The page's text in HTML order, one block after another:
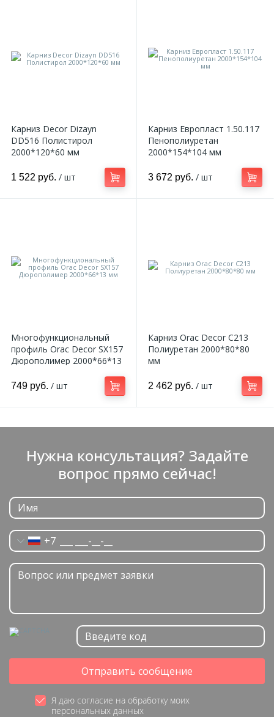
Карниз Decor Dizayn
DD516 Полистирол
2000*120*60 мм
1 522 руб. / шт
Карниз Европласт 1.50.117
Пенополиуретан
2000*154*104 мм
3 672 руб. / шт
Многофункциональный
профиль Orac Decor SX157
Дюрополимер 2000*66*13
749 руб. / шт
Карниз Orac Decor C213
Полиуретан 2000*80*80
мм
2 462 руб. / шт
Нужна консультация? Задайте
вопрос прямо сейчас!
+7
Отправить сообщение
Я даю согласие на обработку моих
персональных данных